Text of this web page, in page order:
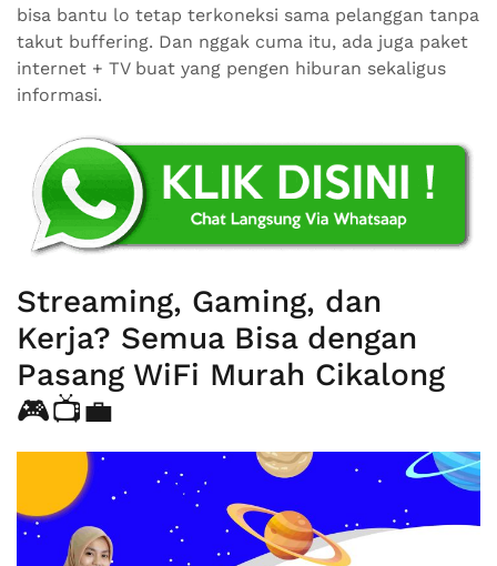
bisa bantu lo tetap terkoneksi sama pelanggan tanpa
takut buffering. Dan nggak cuma itu, ada juga paket
internet + TV buat yang pengen hiburan sekaligus
informasi.
Streaming, Gaming, dan
Kerja? Semua Bisa dengan
Pasang WiFi Murah Cikalong
🎮📺💼